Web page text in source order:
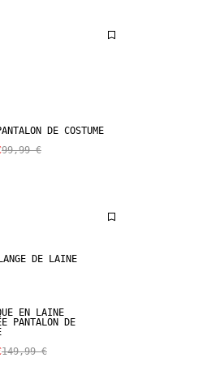
DE COSTUME
99,99 €
DE LAINE
EN LAINE
PANTALON DE
149,99 €